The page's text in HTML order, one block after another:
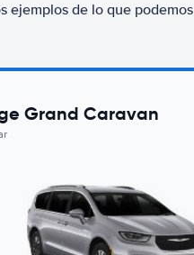
ejemplos de lo que podemos
Grand Caravan